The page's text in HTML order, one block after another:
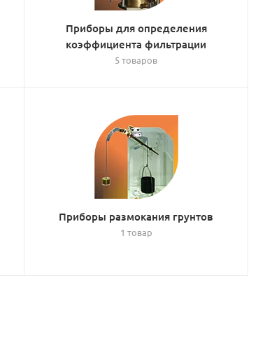
Приборы для определения
коэффициента фильтрации
5 товаров
Приборы размокания грунтов
1 товар